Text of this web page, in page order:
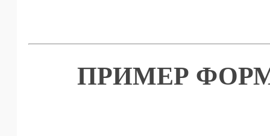
ПРИМЕР